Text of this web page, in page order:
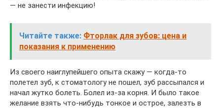
— не занести инфекцию!
Читайте также: Фторлак для зубов: цена и
показания к применению
Из своего наиглупейшего опыта скажу — когда-то
полетел зуб, к стоматологу не пошел, зуб рассыпался и
начал жутко болеть. Болел из-за корня. И было такое
желание взять что-нибудь тонкое и острое, залезть в